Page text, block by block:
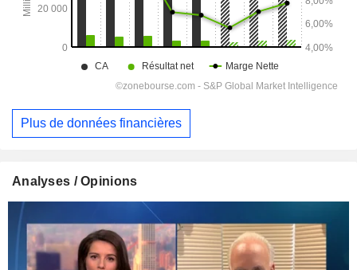
Plus de données financières
Analyses / Opinions